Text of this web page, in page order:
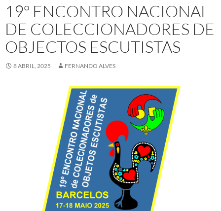
19º ENCONTRO NACIONAL
DE COLECCIONADORES DE
OBJECTOS ESCUTISTAS
8 ABRIL, 2025 FERNANDO ALVES